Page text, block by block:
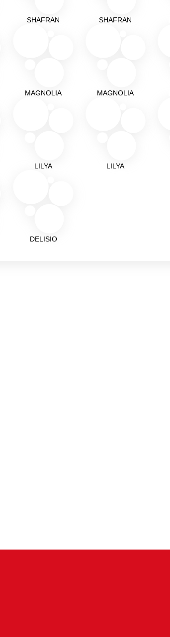
SHAFRAN SHAFRAN
MAGNOLIA MAGNOLIA
LILYA LILYA
DELISIO